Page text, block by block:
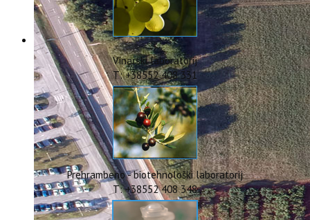
Javna nabava
Natječaji za radna mjesta
Zakonodavni okvir
Akti Instituta
Linkovi
Kontakt
webmail
Popularizacija znanosti
ERASMUS+
HyPro4ST
DIGIAGRI
GreenTea
CIRCOLIVE
Vinarski laboratorij
T: +38552 408 331
Prehrambeno - biotehnološki laboratorij
T: +38552 408 348